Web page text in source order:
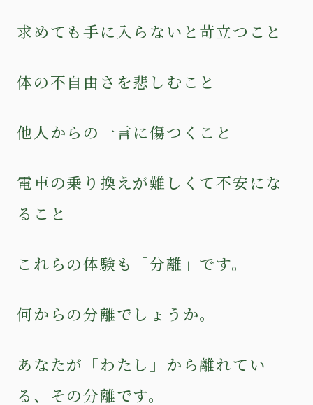
求めても手に入らないと苛立つこと
体の不自由さを悲しむこと
他人からの一言に傷つくこと
電車の乗り換えが難しくて不安にな
ること
これらの体験も「分離」です。
何からの分離でしょうか。
あなたが「わたし」から離れてい
る、その分離です。